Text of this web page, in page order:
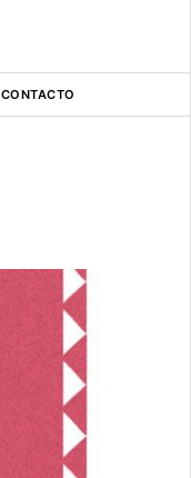
CONTACTO